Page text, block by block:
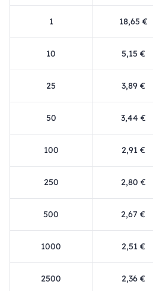
1 18,65 €
10 5,15 €
25 3,89 €
50 3,44 €
100 2,91 €
250 2,80 €
500 2,67 €
1000 2,51 €
2500 2,36 €